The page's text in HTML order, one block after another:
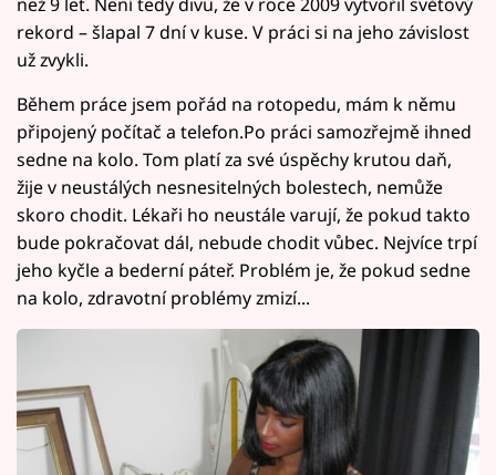
rekord – šlapal 7 dní v kuse. V práci si na jeho závislost
už zvykli.
Během práce jsem pořád na rotopedu, mám k němu
připojený počítač a telefon.Po práci samozřejmě ihned
sedne na kolo. Tom platí za své úspěchy krutou daň,
žije v neustálých nesnesitelných bolestech, nemůže
skoro chodit. Lékaři ho neustále varují, že pokud takto
bude pokračovat dál, nebude chodit vůbec. Nejvíce trpí
jeho kyčle a bederní páteř. Problém je, že pokud sedne
na kolo, zdravotní problémy zmizí...